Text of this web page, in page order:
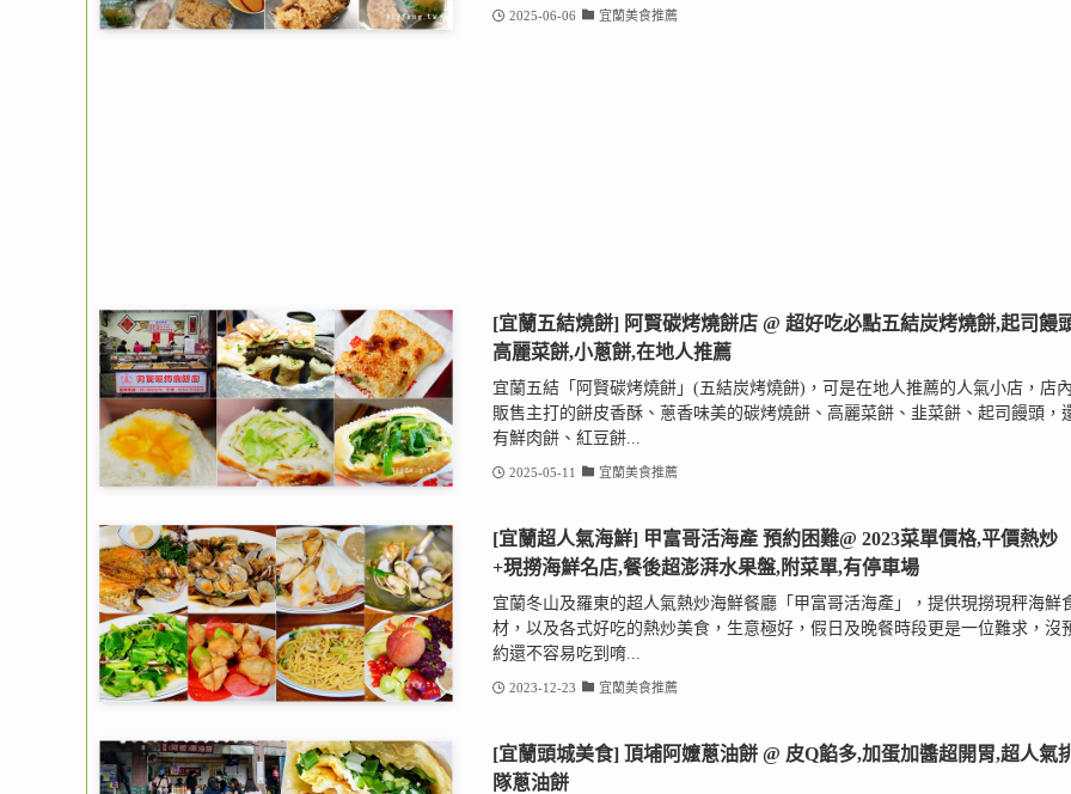
2025-06-06 宜蘭美食推薦
[宜蘭五結燒餅] 阿賢碳烤燒餅店 @ 超好吃必點五結炭烤燒餅,起司饅
高麗菜餅,小蔥餅,在地人推薦
宜蘭五結「阿賢碳烤燒餅」(五結炭烤燒餅)，可是在地人推薦的人氣小店，店內
販售主打的餅皮香酥、蔥香味美的碳烤燒餅、高麗菜餅、韭菜餅、起司饅頭，
有鮮肉餅、紅豆餅...
2025-05-11 宜蘭美食推薦
[宜蘭超人氣海鮮] 甲富哥活海產 預約困難@ 2023菜單價格,平價熱炒
+現撈海鮮名店,餐後超澎湃水果盤,附菜單,有停車場
宜蘭冬山及羅東的超人氣熱炒海鮮餐廳「甲富哥活海產」，提供現撈現秤海鮮
材，以及各式好吃的熱炒美食，生意極好，假日及晚餐時段更是一位難求，沒
約還不容易吃到唷...
2023-12-23 宜蘭美食推薦
[宜蘭頭城美食] 頂埔阿嬤蔥油餅 @ 皮Q餡多,加蛋加醬超開胃,超人氣
隊蔥油餅